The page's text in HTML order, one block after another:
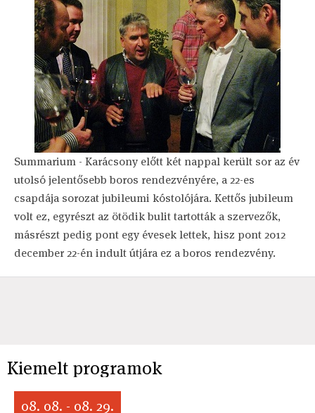
Summarium - Karácsony előtt két nappal került sor az év
utolsó jelentősebb boros rendezvényére, a 22-es
csapdája sorozat jubileumi kóstolójára. Kettős jubileum
volt ez, egyrészt az ötödik bulit tartották a szervezők,
másrészt pedig pont egy évesek lettek, hisz pont 2012
december 22-én indult útjára ez a boros rendezvény.
Kiemelt programok
08. 08. - 08. 29.